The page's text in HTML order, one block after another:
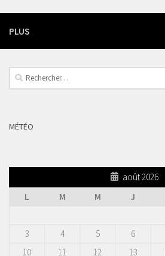
PLUS
Rechercher :
MÉTÉO
août 2026
L
M M J
3
4 5 6
10
11 12 13